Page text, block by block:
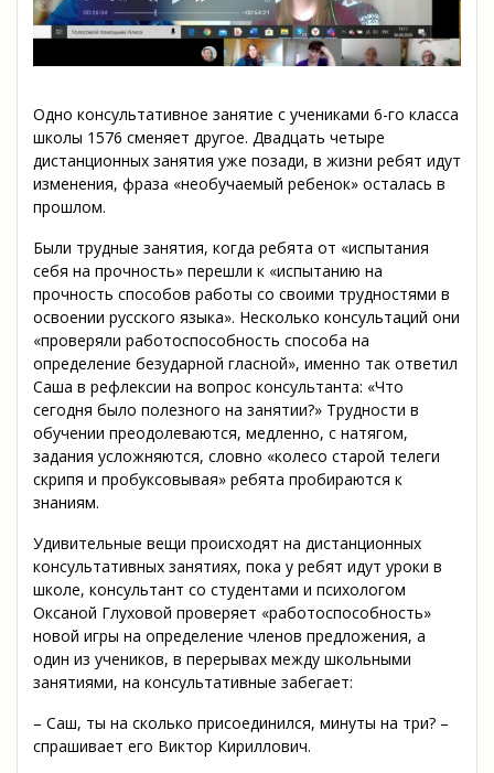
Одно консультативное занятие с учениками 6-го класса
школы 1576 сменяет другое. Двадцать четыре
дистанционных занятия уже позади, в жизни ребят идут
изменения, фраза «необучаемый ребенок» осталась в
прошлом.
Были трудные занятия, когда ребята от «испытания
себя на прочность» перешли к «испытанию на
прочность способов работы со своими трудностями в
освоении русского языка». Несколько консультаций они
«проверяли работоспособность способа на
определение безударной гласной», именно так ответил
Саша в рефлексии на вопрос консультанта: «Что
сегодня было полезного на занятии?» Трудности в
обучении преодолеваются, медленно, с натягом,
задания усложняются, словно «колесо старой телеги
скрипя и пробуксовывая» ребята пробираются к
знаниям.
Удивительные вещи происходят на дистанционных
консультативных занятиях, пока у ребят идут уроки в
школе, консультант со студентами и психологом
Оксаной Глуховой проверяет «работоспособность»
новой игры на определение членов предложения, а
один из учеников, в перерывах между школьными
занятиями, на консультативные забегает:
– Саш, ты на сколько присоединился, минуты на три? –
спрашивает его Виктор Кириллович.